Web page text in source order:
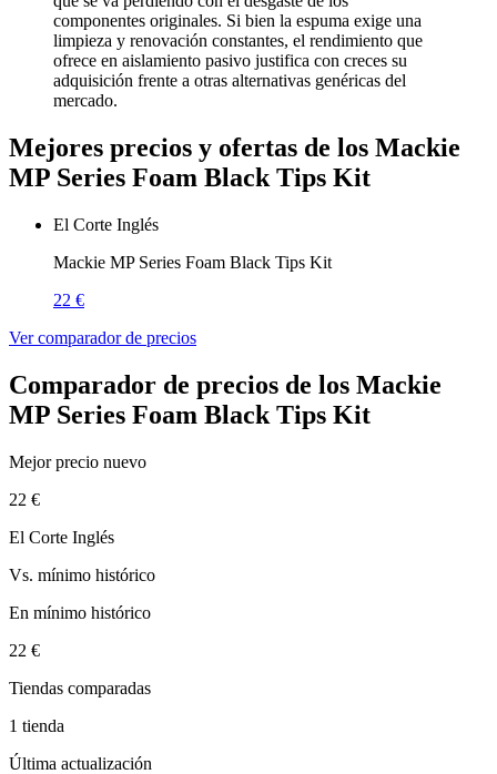
componentes originales. Si bien la espuma exige una
limpieza y renovación constantes, el rendimiento que
ofrece en aislamiento pasivo justifica con creces su
adquisición frente a otras alternativas genéricas del
mercado.
Mejores precios y ofertas de los Mackie
MP Series Foam Black Tips Kit
El Corte Inglés
Mackie MP Series Foam Black Tips Kit
22 €
Ver comparador de precios
Comparador de precios de los Mackie
MP Series Foam Black Tips Kit
Mejor precio nuevo
22 €
El Corte Inglés
Vs. mínimo histórico
En mínimo histórico
22 €
Tiendas comparadas
1 tienda
Última actualización